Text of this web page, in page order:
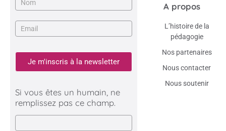
Je m'inscris à la newsletter
Si vous êtes un humain, ne
remplissez pas ce champ.
A propos
L’histoire de la
pédagogie
Nos partenaires
Nous contacter
Nous soutenir